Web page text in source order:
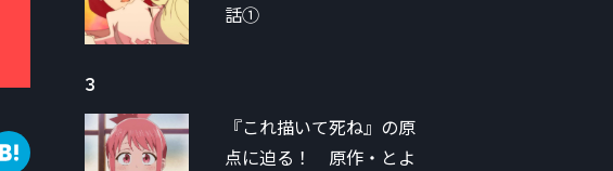
Hatena
話①
3
『これ描いて死ね』の原
点に迫る！ 原作・とよ